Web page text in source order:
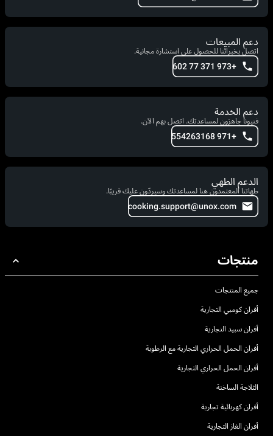
دعم المبيعات
اتصل بخبرائنا للحصول على استشارة مجانية.
+973 371 77 602
دعم الخدمة
فنيونا جاهزون لمساعدتك. اتصل بهم الآن.
+971 554263168
الدعم الطهي
طهاتنا المعتمدون هنا لمساعدتك وسيردّون عليك قريبًا.
cooking.support@unox.com
منتجات
جميع المنتجات
أفران كومبي التجارية
أفران سبيد التجارية
أفران الحمل الحراري التجارية مع الرطوبة
أفران الحمل الحراري التجارية
الثلاجة الساخنة
أفران كهربائية تجارية
أفران الغاز التجارية